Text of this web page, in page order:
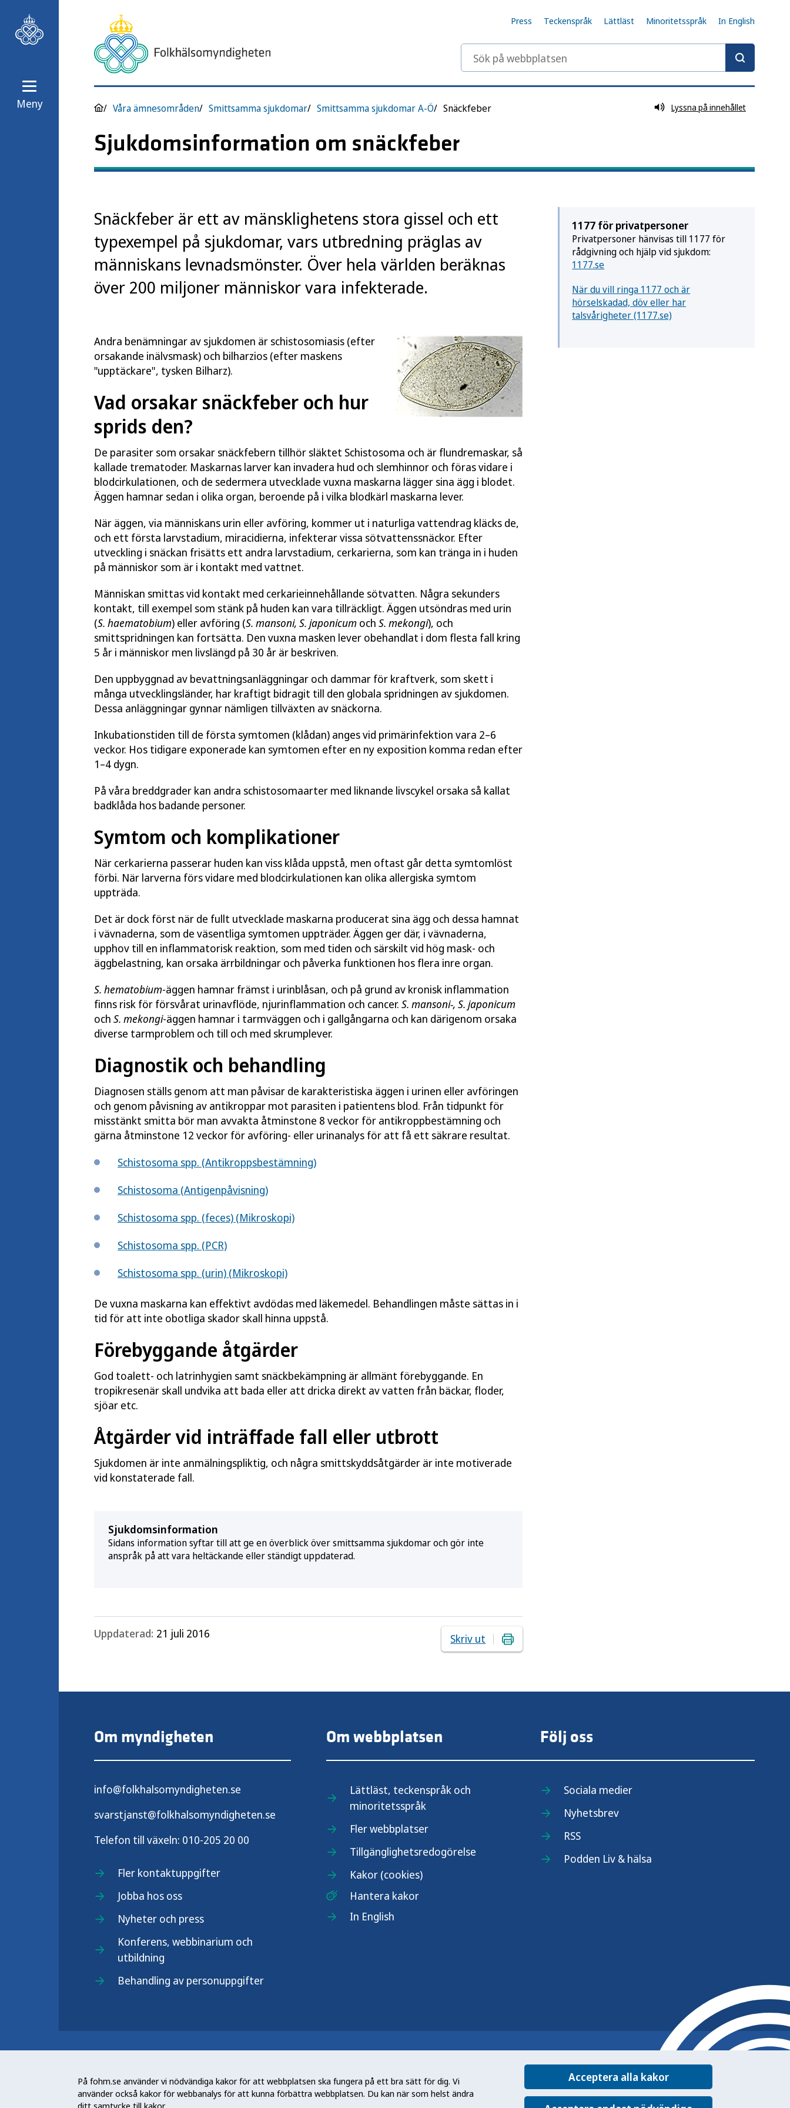
På fohm.se använder vi nödvändiga kakor för att webbplatsen ska fungera på ett bra sätt för dig. Vi
använder också kakor för webbanalys för att kunna förbättra webbplatsen. Du kan när som helst ändra
ditt samtycke till kakor.
Acceptera alla kakor
Meny
Press Teckenspråk Lättläst Minoritetsspråk In English
Sök på webbplatsen
Våra ämnesområden Smittsamma sjukdomar Smittsamma sjukdomar A-Ö Snäckfeber Lyssna på innehållet
Sjukdomsinformation om snäckfeber
Snäckfeber är ett av mänsklighetens stora gissel och ett
typexempel på sjukdomar, vars utbredning präglas av
människans levnadsmönster. Över hela världen beräknas
över 200 miljoner människor vara infekterade.
Andra benämningar av sjukdomen är schistosomiasis (efter
orsakande inälvsmask) och bilharzios (efter maskens
"upptäckare", tysken Bilharz).
Vad orsakar snäckfeber och hur
sprids den?
De parasiter som orsakar snäckfebern tillhör släktet Schistosoma och är flundremaskar, så
kallade trematoder. Maskarnas larver kan invadera hud och slemhinnor och föras vidare i
blodcirkulationen, och de sedermera utvecklade vuxna maskarna lägger sina ägg i blodet.
Äggen hamnar sedan i olika organ, beroende på i vilka blodkärl maskarna lever.
När äggen, via människans urin eller avföring, kommer ut i naturliga vattendrag kläcks de,
och ett första larvstadium, miracidierna, infekterar vissa sötvattenssnäckor. Efter
utveckling i snäckan frisätts ett andra larvstadium, cerkarierna, som kan tränga in i huden
på människor som är i kontakt med vattnet.
Människan smittas vid kontakt med cerkarieinnehållande sötvatten. Några sekunders
kontakt, till exempel som stänk på huden kan vara tillräckligt. Äggen utsöndras med urin
(S. haematobium) eller avföring (S. mansoni, S. japonicum och S. mekongi), och
smittspridningen kan fortsätta. Den vuxna masken lever obehandlat i dom flesta fall kring
5 år i människor men livslängd på 30 år är beskriven.
Den uppbyggnad av bevattningsanläggningar och dammar för kraftverk, som skett i
många utvecklingsländer, har kraftigt bidragit till den globala spridningen av sjukdomen.
Dessa anläggningar gynnar nämligen tillväxten av snäckorna.
Inkubationstiden till de första symtomen (klådan) anges vid primärinfektion vara 2–6
veckor. Hos tidigare exponerade kan symtomen efter en ny exposition komma redan efter
1–4 dygn.
På våra breddgrader kan andra schistosomaarter med liknande livscykel orsaka så kallat
badklåda hos badande personer.
Symtom och komplikationer
När cerkarierna passerar huden kan viss klåda uppstå, men oftast går detta symtomlöst
förbi. När larverna förs vidare med blodcirkulationen kan olika allergiska symtom
uppträda.
Det är dock först när de fullt utvecklade maskarna producerat sina ägg och dessa hamnat
i vävnaderna, som de väsentliga symtomen uppträder. Äggen ger där, i vävnaderna,
upphov till en inflammatorisk reaktion, som med tiden och särskilt vid hög mask- och
äggbelastning, kan orsaka ärrbildningar och påverka funktionen hos flera inre organ.
S. hematobium-äggen hamnar främst i urinblåsan, och på grund av kronisk inflammation
finns risk för försvårat urinavflöde, njurinflammation och cancer. S. mansoni-, S. japonicum
och S. mekongi-äggen hamnar i tarmväggen och i gallgångarna och kan därigenom orsaka
diverse tarmproblem och till och med skrumplever.
Diagnostik och behandling
Diagnosen ställs genom att man påvisar de karakteristiska äggen i urinen eller avföringen
och genom påvisning av antikroppar mot parasiten i patientens blod. Från tidpunkt för
misstänkt smitta bör man avvakta åtminstone 8 veckor för antikroppbestämning och
gärna åtminstone 12 veckor för avföring- eller urinanalys för att få ett säkrare resultat.
Schistosoma spp. (Antikroppsbestämning)
Schistosoma (Antigenpåvisning)
Schistosoma spp. (feces) (Mikroskopi)
Schistosoma spp. (PCR)
Schistosoma spp. (urin) (Mikroskopi)
De vuxna maskarna kan effektivt avdödas med läkemedel. Behandlingen måste sättas in i
tid för att inte obotliga skador skall hinna uppstå.
Förebyggande åtgärder
God toalett- och latrinhygien samt snäckbekämpning är allmänt förebyggande. En
tropikresenär skall undvika att bada eller att dricka direkt av vatten från bäckar, floder,
sjöar etc.
Åtgärder vid inträffade fall eller utbrott
Sjukdomen är inte anmälningspliktig, och några smittskyddsåtgärder är inte motiverade
vid konstaterade fall.
Sjukdomsinformation
Sidans information syftar till att ge en överblick över smittsamma sjukdomar och gör inte
anspråk på att vara heltäckande eller ständigt uppdaterad.
Uppdaterad: 21 juli 2016 Skriv ut
1177 för privatpersoner
Privatpersoner hänvisas till 1177 för
rådgivning och hjälp vid sjukdom:
1177.se
När du vill ringa 1177 och är
hörselskadad, döv eller har
talsvårigheter (1177.se)
Om myndigheten
info@folkhalsomyndigheten.se
svarstjanst@folkhalsomyndigheten.se
Telefon till växeln: 010-205 20 00
Fler kontaktuppgifter
Jobba hos oss
Nyheter och press
Konferens, webbinarium och
utbildning
Behandling av personuppgifter
Om webbplatsen
Lättläst, teckenspråk och
minoritetsspråk
Fler webbplatser
Tillgänglighetsredogörelse
Kakor (cookies)
Hantera kakor
In English
Följ oss
Sociala medier
Nyhetsbrev
RSS
Podden Liv & hälsa
arbetar för en bättre folkhälsa. Det gör myndigheten genom att utveckla
och stödja samhällets arbete med att främja hälsa, förebygga ohälsa och